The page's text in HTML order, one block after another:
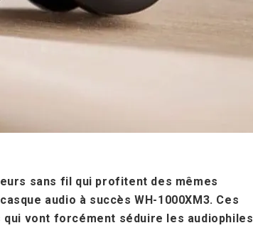
sans fil qui profitent des mêmes
audio à succès WH-1000XM3. Ces
vont forcément séduire les audiophiles